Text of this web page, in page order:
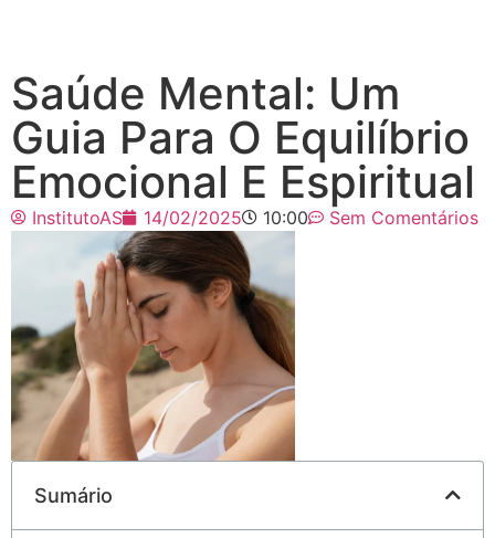
Saúde Mental: Um
Guia Para O Equilíbrio
Emocional E Espiritual
InstitutoAS 14/02/2025 10:00 Sem Comentários
Sumário